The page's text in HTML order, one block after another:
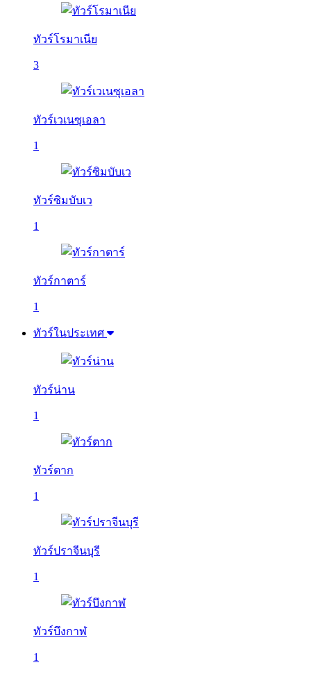
ทัวร์โรมาเนีย
3
ทัวร์เวเนซุเอลา
1
ทัวร์ซิมบับเว
1
ทัวร์กาตาร์
1
ทัวร์ในประเทศ
ทัวร์น่าน
1
ทัวร์ตาก
1
ทัวร์ปราจีนบุรี
1
ทัวร์บึงกาฬ
1